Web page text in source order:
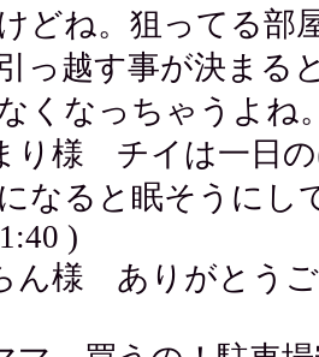
どね。狙ってる部
っ越す事が決まる
くなっちゃうよね
り様 チイは一日の
なると眠そうにし
)
ん様 ありがとうご